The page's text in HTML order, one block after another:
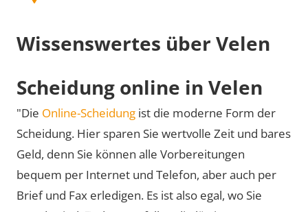
Wissenswertes über Velen
Scheidung online in Velen
"Die Online-Scheidung ist die moderne Form der
Scheidung. Hier sparen Sie wertvolle Zeit und bares
Geld, denn Sie können alle Vorbereitungen
bequem per Internet und Telefon, aber auch per
Brief und Fax erledigen. Es ist also egal, wo Sie